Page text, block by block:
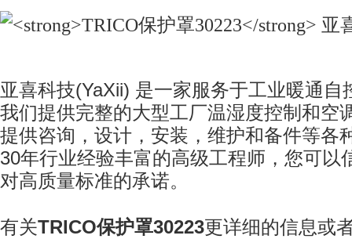
亚喜科技(YaXii) 是一家服务于工业暖通自
我们提供完整的大型工厂温湿度控制和空
提供咨询，设计，安装，维护和备件等各
30年行业经验丰富的高级工程师，您可以
对高质量标准的承诺。
有关TRICO保护罩30223更详细的信息或